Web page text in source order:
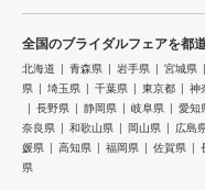
全国のブライダルフェアを都
北海道 青森県 岩手県 宮城県
県
埼玉県 千葉県 東京都 神
長野県
静岡県 岐阜県 愛知
奈良県
和歌山県 岡山県 広島
媛県
高知県 福岡県 佐賀県
県